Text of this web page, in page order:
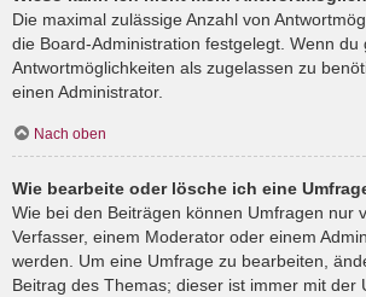
Die maximal zulässige Anzahl von
die Board-Administration festgelegt. Wenn du
Antwortmöglichkeiten als zugelassen zu
einen Administrator.
Nach oben
Wie bearbeite oder lösche ich eine
Wie bei den Beiträgen können Umfragen nur
Verfasser, einem Moderator oder einem
werden. Um eine Umfrage zu bearbeiten,
Beitrag des Themas; dieser ist immer mit der